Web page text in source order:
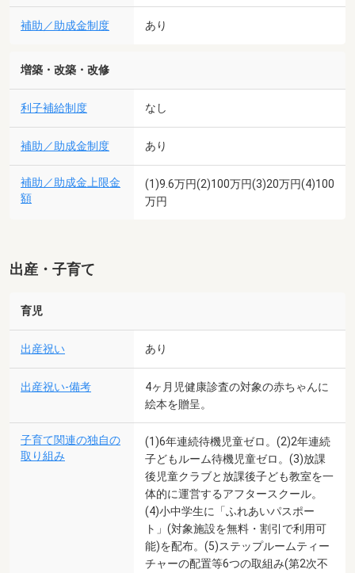
補助／助成金制度 あり
増築・改築・改修
利子補給制度 なし
補助／助成金制度 あり
補助／助成金上限金
額
(1)9.6万円(2)100万円(3)20万円(4)100
万円
出産・子育て
育児
出産祝い あり
出産祝い-備考
4ヶ月児健康診査の対象の赤ちゃんに
絵本を贈呈。
子育て関連の独自の
取り組み
(1)6年連続待機児童ゼロ。(2)2年連続
子どもルーム待機児童ゼロ。(3)放課
後児童クラブと放課後子ども教室を一
体的に運営するアフタースクール。
(4)小中学生に「ふれあいパスポー
ト」(対象施設を無料・割引で利用可
能)を配布。(5)ステップルームティー
チャーの配置等6つの取組み(第2次不